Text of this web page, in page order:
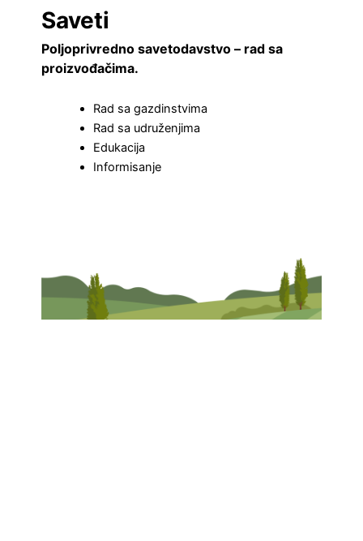
Saveti
Poljoprivredno savetodavstvo – rad sa
proizvođačima.
Rad sa gazdinstvima
Rad sa udruženjima
Edukacija
Informisanje